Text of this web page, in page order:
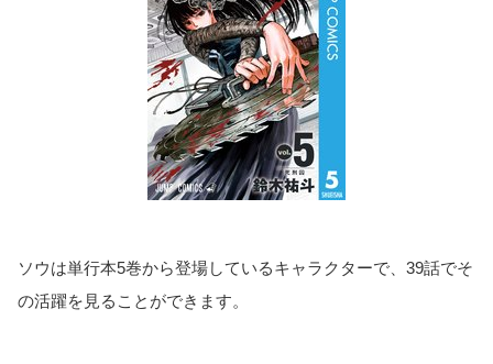
ソウは単行本5巻から登場しているキャラクターで、39話でそ
の活躍を見ることができます。